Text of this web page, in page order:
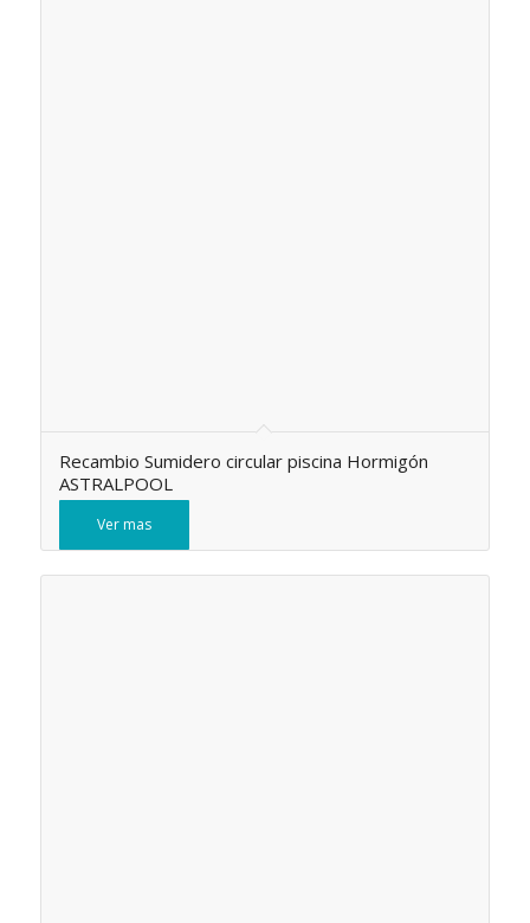
Recambio Sumidero circular piscina Hormigón
ASTRALPOOL
Ver mas